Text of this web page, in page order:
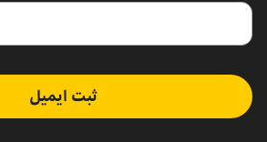
ثبت ایمیل